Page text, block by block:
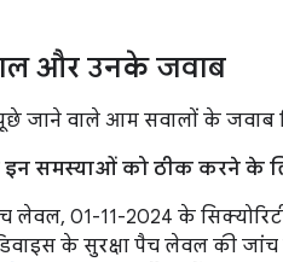
और उनके जवाब
जाने वाले आम सवालों के जवाब
समस्याओं को ठीक करने के
लेवल, 01-11-2024 के
के सुरक्षा पैच लेवल की